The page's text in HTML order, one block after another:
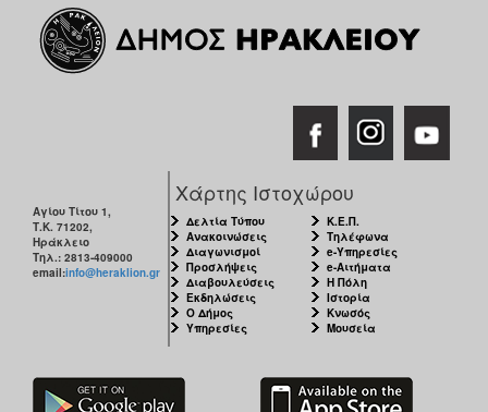
Αγίου Τίτου 1,
Τ.Κ. 71202,
Ηράκλειο
Τηλ.: 2813-409000
email:info@heraklion.gr
Χάρτης Ιστοχώρου
Δελτία Τύπου
Ανακοινώσεις
Διαγωνισμοί
Προσλήψεις
Διαβουλεύσεις
Εκδηλώσεις
Ο Δήμος
Υπηρεσίες
Κ.Ε.Π.
Τηλέφωνα
e-Υπηρεσίες
e-Αιτήματα
Η Πόλη
Ιστορία
Κνωσός
Μουσεία